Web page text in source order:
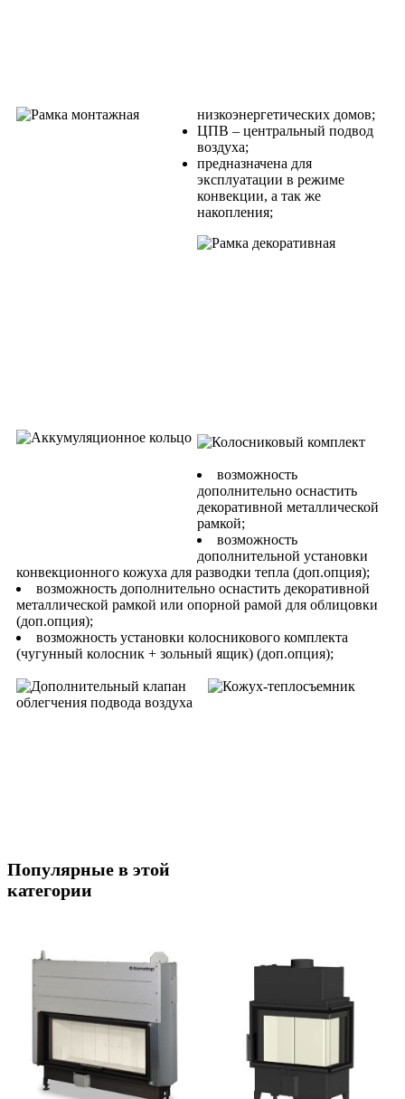
низкоэнергетических домов;
ЦПВ – центральный подвод
воздуха;
предназначена для
эксплуатации в режиме
конвекции, а так же
накопления;
возможность
дополнительно оснастить
декоративной металлической
рамкой;
возможность
дополнительной установки
конвекционного кожуха для разводки тепла (доп.опция);
возможность дополнительно оснастить декоративной
металлической рамкой или опорной рамой для облицовки
(доп.опция);
возможность установки колосникового комплекта
(чугунный колосник + зольный ящик) (доп.опция);
Популярные в этой
категории